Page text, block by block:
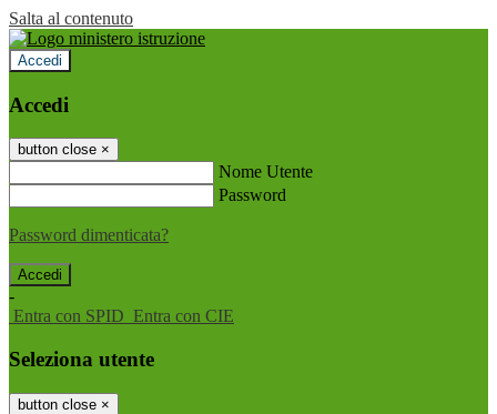
Salta al contenuto
Accedi
Accedi
button close ×
Nome Utente
Password
Password dimenticata?
-
Entra con SPID Entra con CIE
Seleziona utente
button close ×